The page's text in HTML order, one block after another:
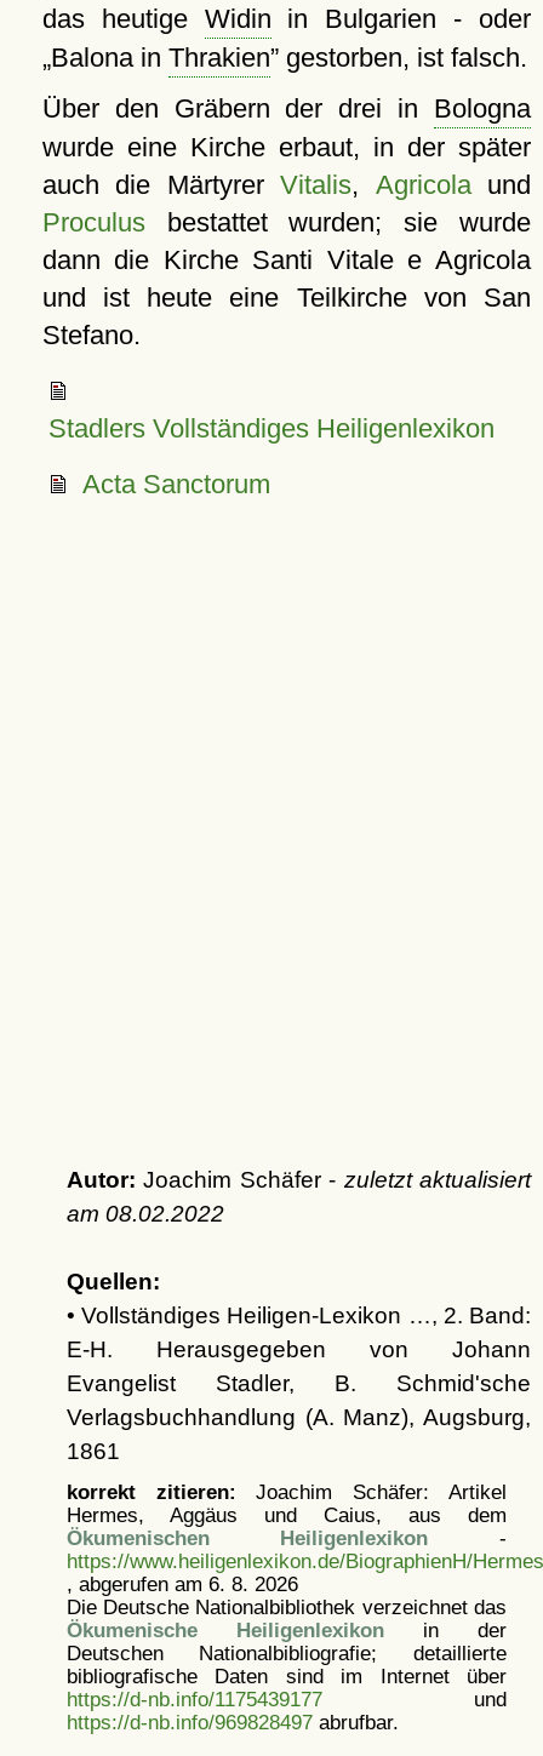
das heutige Widin in Bulgarien - oder
Balona in Thrakien gestorben, ist falsch.
Über den Gräbern der drei in Bologna
wurde eine Kirche erbaut, in der später
auch die MärtyrerVitalis, Agricolaund
Proculusbestattet wurden; sie wurde
dann die Kirche Santi Vitale e Agricola
und ist heute eine Teilkirche von San
Stefano.
Stadlers Vollständiges Heiligenlexikon
Acta Sanctorum
Autor: Joachim Schäfer - zuletzt aktualisiert
am 08.02.2022
Quellen:
• Vollständiges Heiligen-Lexikon …, 2. Band:
E-H. Herausgegeben von Johann
Evangelist Stadler, B. Schmid'sche
Verlagsbuchhandlung (A. Manz), Augsburg,
1861
korrekt zitieren: Joachim Schäfer: Artikel
Hermes, Aggäus und Caius, aus dem
Ökumenischen Heiligenlexikon -
https://www.heiligenlexikon.de/BiographienH/
, abgerufen am 6. 8. 2026
Die Deutsche Nationalbibliothek verzeichnet das
Ökumenische Heiligenlexikonin der
Deutschen Nationalbibliografie; detaillierte
bibliografische Daten sind im Internet über
https://d-nb.info/1175439177und
https://d-nb.info/969828497abrufbar.